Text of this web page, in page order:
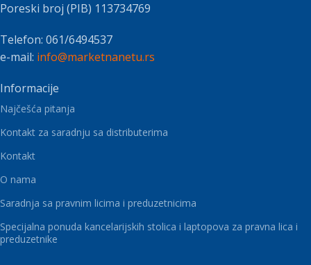
Poreski broj (PIB) 113734769
Telefon: 061/6494537
e-mail: info@marketnanetu.rs
Informacije
Najčešća pitanja
Kontakt za saradnju sa distributerima
Kontakt
O nama
Saradnja sa pravnim licima i preduzetnicima
Specijalna ponuda kancelarijskih stolica i laptopova za pravna lica i
preduzetnike